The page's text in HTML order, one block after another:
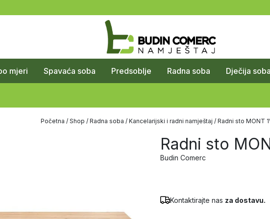
mjeri Spavaća soba Predsoblje Radna soba Dječija soba
Početna / Shop / Radna soba / Kancelarijski i radni namještaj / Radni sto MONT
Radni sto
Budin Comerc
Kontaktirajte nas za dostavu.